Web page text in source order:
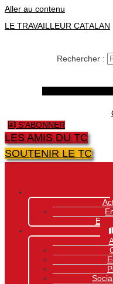
Aller au contenu
LE TRAVAILLEUR CATALAN
Rechercher :
S'ABONNER
LES AMIS DU TC
SOUTENIR LE TC